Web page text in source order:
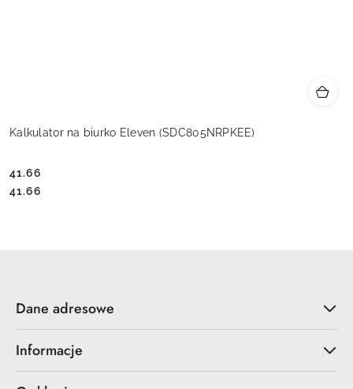
Kalkulator na biurko Eleven (SDC805NRPKEE)
Cena:
41.66
Cena:
41.66
Dane adresowe
Informacje